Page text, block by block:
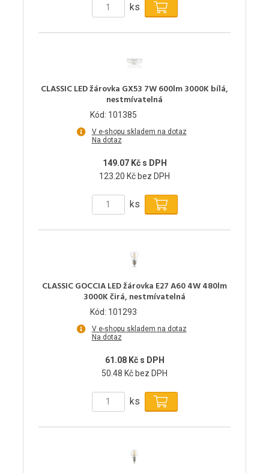
ks
CLASSIC LED žárovka GX53 7W 600lm 3000K bílá,
nestmívatelná
Kód: 101385
V e-shopu skladem na dotaz
Na dotaz
149.07 Kč s DPH
123.20 Kč bez DPH
ks
CLASSIC GOCCIA LED žárovka E27 A60 4W 480lm
3000K čirá, nestmívatelná
Kód: 101293
V e-shopu skladem na dotaz
Na dotaz
61.08 Kč s DPH
50.48 Kč bez DPH
ks